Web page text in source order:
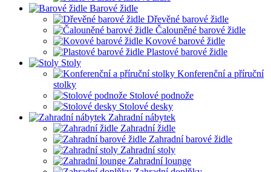
Barové židle
Dřevěné barové židle
Čalouněné barové židle
Kovové barové židle
Plastové barové židle
Stoly
Konferenční a příruční
stolky
Stolové podnože
Stolové desky
Zahradní nábytek
Zahradní židle
Zahradní barové židle
Zahradní stoly
Zahradní lounge